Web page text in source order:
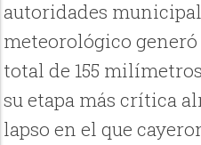
autoridades
meteorológico
total de 155
su etapa más crítica
lapso en el que